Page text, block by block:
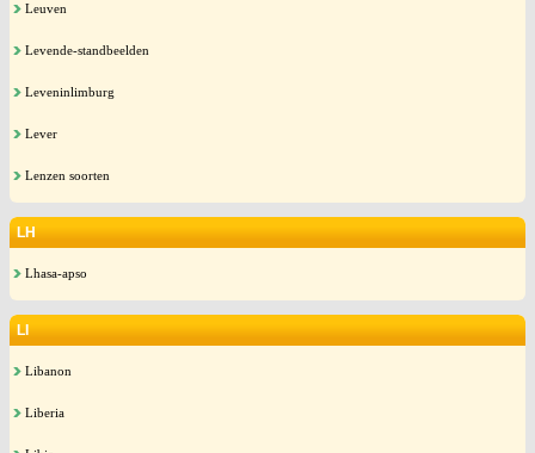
Leuven
Levende-standbeelden
Leveninlimburg
Lever
Lenzen soorten
LH
Lhasa-apso
LI
Libanon
Liberia